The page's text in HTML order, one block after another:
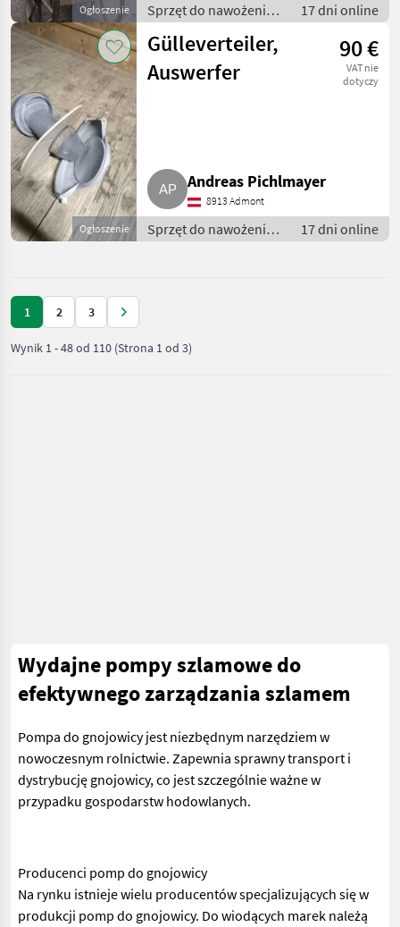
Ogłoszenie
Sprzęt do nawożenia i
nawadniania / Pompy
do gnojowicy
17 dni online
Ogłoszenie
Gülleverteiler,
Auswerfer
90 €
VAT nie
dotyczy
Andreas Pichlmayer
8913 Admont
Sprzęt do nawożenia i
nawadniania / Pompy
17 dni online
1 2 3
Wynik 1-48od 110 (Strona 1 od 3)
Wydajne pompy szlamowe do
efektywnego zarządzania szlamem
Pompa do gnojowicy jest niezbędnym narzędziem w
nowoczesnym rolnictwie. Zapewnia sprawny transport i
dystrybucję gnojowicy, co jest szczególnie ważne w
przypadku gospodarstw hodowlanych.
Producenci pomp do gnojowicy
Na rynku istnieje wielu producentów specjalizujących się w
produkcji pomp do gnojowicy. Do wiodących marek należą